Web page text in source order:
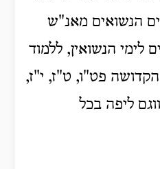
הנשואים מאנ"ש
לימי הנשואין, ללמוד
פט"ו, ט"ז, י"ז,
ליפה בכל